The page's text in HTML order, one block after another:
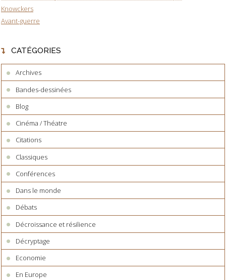
Knowckers
Avant-guerre
CATÉGORIES
Archives
Bandes-dessinées
Blog
Cinéma / Théatre
Citations
Classiques
Conférences
Dans le monde
Débats
Décroissance et résilience
Décryptage
Economie
En Europe